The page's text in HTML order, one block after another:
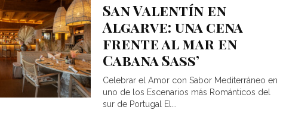
San Valentín en
Algarve: una cena
frente al mar en
Cabana Sass’
Celebrar el Amor con Sabor Mediterráneo en
uno de los Escenarios más Románticos del
sur de Portugal El...